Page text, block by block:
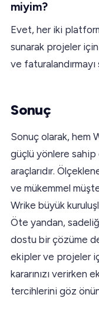
miyim?
Evet, her iki
sunarak projeler
ve
Sonuç
Sonuç olarak, hem
güçlü yönlere
araçlarıdır.
ve mükemmel
Wrike büyük
Öte yandan,
dostu bir çözüme
ekipler ve projeler
kararınızı verirken
tercihlerini göz